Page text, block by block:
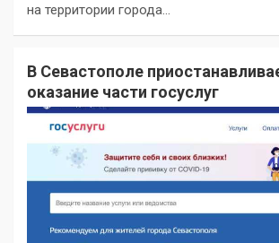
на территории города…
В Севастополе
оказание части госуслуг